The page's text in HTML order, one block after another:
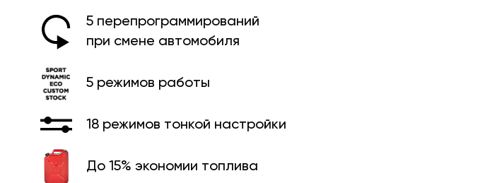
5 перепрограмми­рований
при смене автомобиля
5 режимов работы
18 режимов тонкой настройки
До 15% экономии топлива